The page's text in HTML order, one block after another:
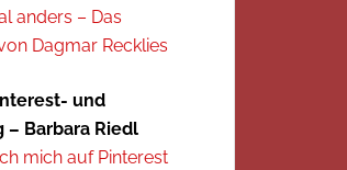
anders – Das
Dagmar Recklies
und
Barbara Riedl
mich auf Pinterest